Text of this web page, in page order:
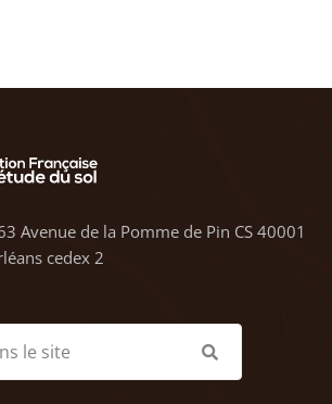
Avenue de la Pomme de Pin CS 40001
cedex 2